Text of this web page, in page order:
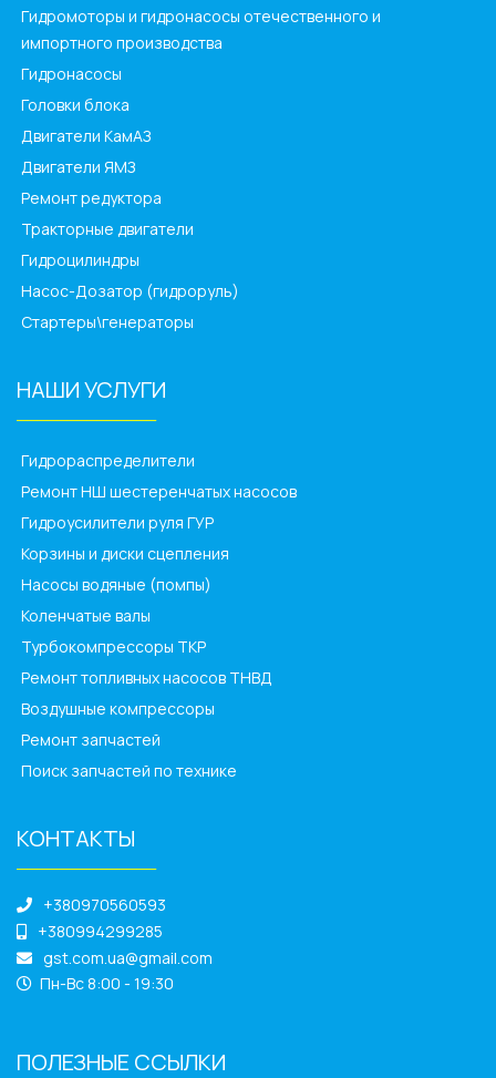
Гидромоторы и гидронасосы отечественного и
импортного производства
Гидронасосы
Головки блока
Двигатели КамАЗ
Двигатели ЯМЗ
Ремонт редуктора
Тракторные двигатели
Гидроцилиндры
Насос-Дозатор (гидроруль)
Стартеры\генераторы
НАШИ УСЛУГИ
Гидрораспределители
Ремонт НШ шестеренчатых насосов
Гидроусилители руля ГУР
Корзины и диски сцепления
Насосы водяные (помпы)
Коленчатые валы
Турбокомпрессоры ТКР
Ремонт топливных насосов ТНВД
Воздушные компрессоры
Ремонт запчастей
Поиск запчастей по технике
КОНТАКТЫ
+380970560593
+380994299285
gst.com.ua@gmail.com
Пн-Вс 8:00 - 19:30
ПОЛЕЗНЫЕ ССЫЛКИ